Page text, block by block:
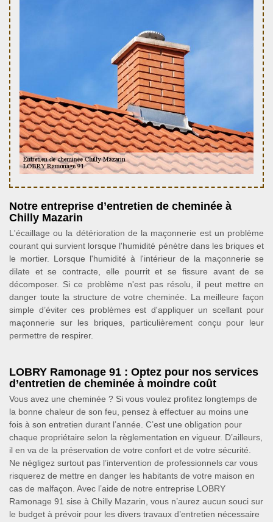
Notre entreprise d’entretien de cheminée à
Chilly Mazarin
L'écaillage ou la détérioration de la maçonnerie est un problème
courant qui survient lorsque l'humidité pénètre dans les briques et
le mortier. Lorsque l'humidité à l'intérieur de la maçonnerie se
dilate et se contracte, elle pourrit et se fissure avant de se
décomposer. Si ce problème n'est pas résolu, il peut mettre en
danger toute la structure de votre cheminée. La meilleure façon
simple d’éviter ces problèmes est d'appliquer un scellant pour
maçonnerie sur les briques, particulièrement conçu pour leur
permettre de respirer.
LOBRY Ramonage 91 : Optez pour nos services
d’entretien de cheminée à moindre coût
Vous avez une cheminée ? Si vous voulez profitez longtemps de
la bonne chaleur de son feu, pensez à effectuer au moins une
fois à son entretien durant l’année. C’est une obligation pour
chaque propriétaire selon la règlementation en vigueur. D’ailleurs,
il en va de la préservation de votre confort et de votre sécurité.
Ne négligez surtout pas l’intervention de professionnels car vous
risquerez de mettre en danger les habitants de votre maison en
cas de malfaçon. Avec l’aide de notre entreprise LOBRY
Ramonage 91 sise à Chilly Mazarin, vous n’aurez aucun souci sur
le budget à prévoir pour les divers travaux d’entretien nécessaire